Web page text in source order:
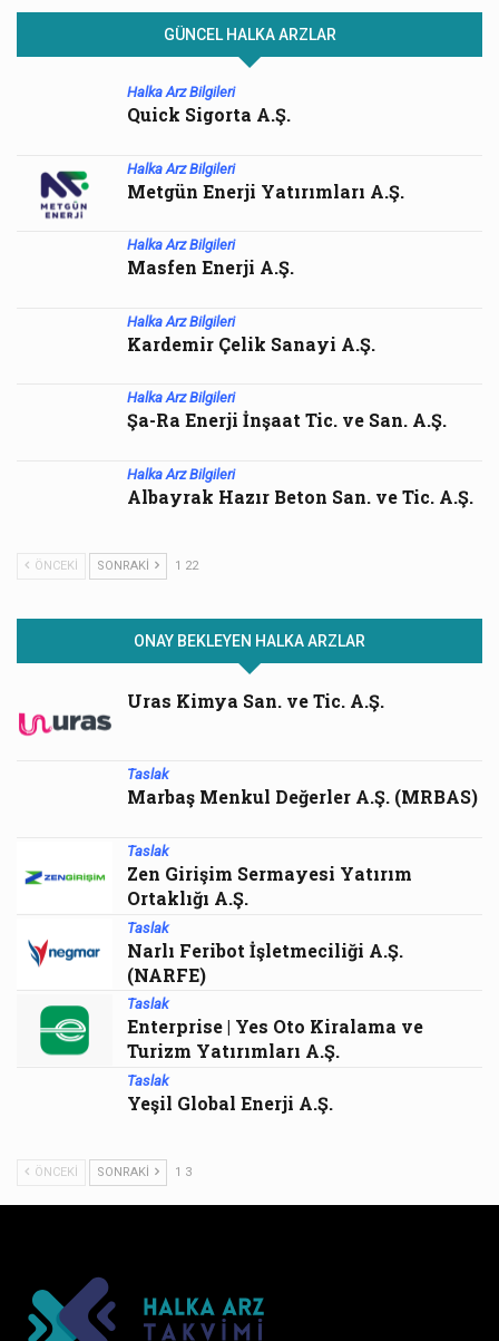
GÜNCEL HALKA ARZLAR
Halka Arz Bilgileri
Quick Sigorta A.Ş.
Halka Arz Bilgileri
Metgün Enerji Yatırımları A.Ş.
Halka Arz Bilgileri
Masfen Enerji A.Ş.
Halka Arz Bilgileri
Kardemir Çelik Sanayi A.Ş.
Halka Arz Bilgileri
Şa-Ra Enerji İnşaat Tic. ve San. A.Ş.
Halka Arz Bilgileri
Albayrak Hazır Beton San. ve Tic. A.Ş.
ÖNCEKI SONRAKI 1 22
ONAY BEKLEYEN HALKA ARZLAR
Uras Kimya San. ve Tic. A.Ş.
Taslak
Marbaş Menkul Değerler A.Ş. (MRBAS)
Taslak
Zen Girişim Sermayesi Yatırım
Ortaklığı A.Ş.
Taslak
Narlı Feribot İşletmeciliği A.Ş.
(NARFE)
Taslak
Enterprise | Yes Oto Kiralama ve
Turizm Yatırımları A.Ş.
Taslak
Yeşil Global Enerji A.Ş.
ÖNCEKI SONRAKI 1 3